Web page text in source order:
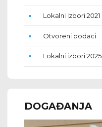
Lokalni izbori 2021
Otvoreni podaci
Lokalni izbori 2025
DOGAĐANJA